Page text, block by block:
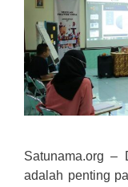
Satunama.org –
adalah penting